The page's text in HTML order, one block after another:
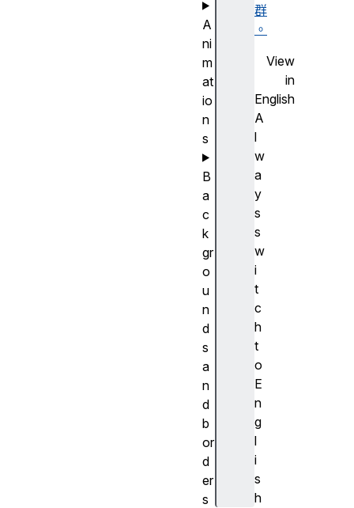
群
。
View
in
English
A
l
w
a
y
s
s
w
i
t
c
h
t
o
E
n
g
l
i
s
h
A
ni
m
at
io
n
s
B
a
c
k
gr
o
u
n
d
s
a
n
d
b
or
d
er
s